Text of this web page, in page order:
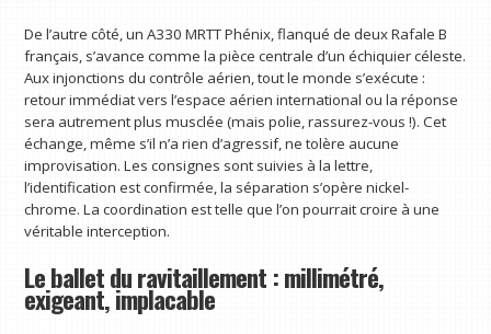
De l’autre côté, un A330 MRTT Phénix, flanqué de deux Rafale B
français, s’avance comme la pièce centrale d’un échiquier céleste.
Aux injonctions du contrôle aérien, tout le monde s’exécute :
retour immédiat vers l’espace aérien international ou la réponse
sera autrement plus musclée (mais polie, rassurez-vous !). Cet
échange, même s’il n’a rien d’agressif, ne tolère aucune
improvisation. Les consignes sont suivies à la lettre,
l’identification est confirmée, la séparation s’opère nickel-
chrome. La coordination est telle que l’on pourrait croire à une
véritable interception.
Le ballet du ravitaillement : millimétré,
exigeant, implacable